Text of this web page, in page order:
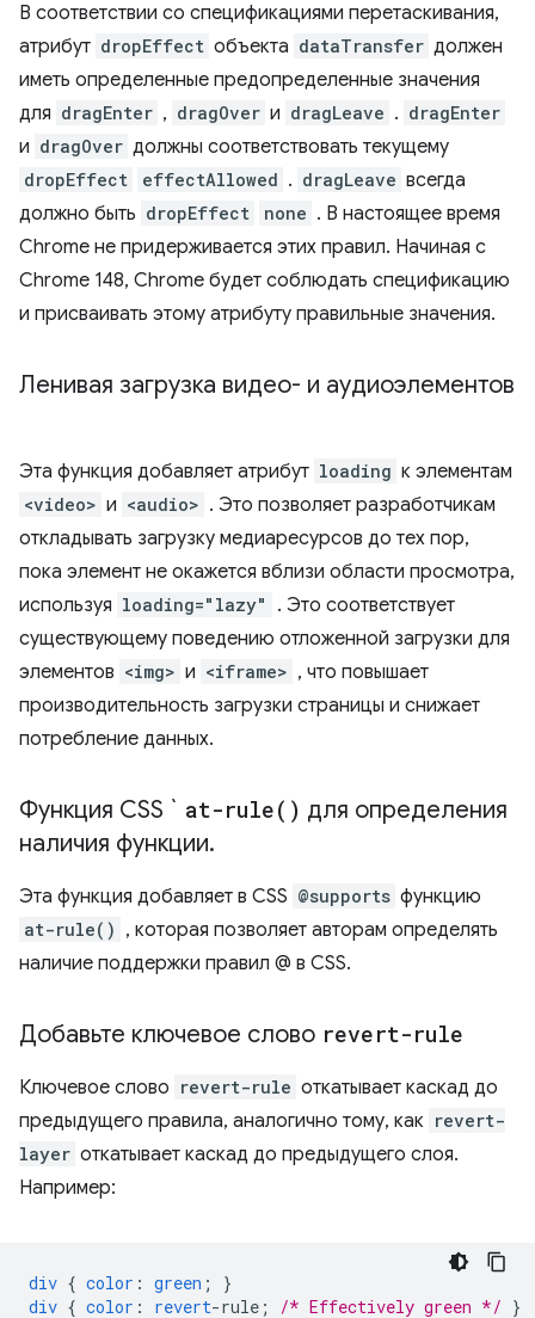
В соответствии со спецификациями перетаскивания,
атрибут dropEffect объекта dataTransfer должен
иметь определенные предопределенные значения
для dragEnter , dragOver и dragLeave . dragEnter
и dragOver должны соответствовать текущему
dropEffect effectAllowed . dragLeave всегда
должно быть dropEffect none . В настоящее время
Chrome не придерживается этих правил. Начиная с
Chrome 148, Chrome будет соблюдать спецификацию
и присваивать этому атрибуту правильные значения.
Ленивая загрузка видео- и аудиоэлементов
Эта функция добавляет атрибут loading к элементам
<video> и <audio> . Это позволяет разработчикам
откладывать загрузку медиаресурсов до тех пор,
пока элемент не окажется вблизи области просмотра,
используя loading="lazy"
. Это соответствует
существующему поведению отложенной загрузки для
элементов <img> и <iframe> , что повышает
производительность загрузки страницы и снижает
потребление данных.
Функция CSS ` at-rule( ) для определения
наличия функции.
Эта функция добавляет в CSS @supports функцию
at-rule() , которая позволяет авторам определять
наличие поддержки правил @ в CSS.
Добавьте ключевое слово revert-rule
Ключевое слово revert-rule откатывает каскад до
предыдущего правила, аналогично тому, как revert-
layer откатывает каскад до предыдущего слоя.
Например:
div { color : green ;
}
div { color : revert-rule ; /* Effectively green */ }